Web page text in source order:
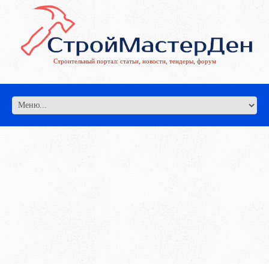
Строительный портал: статьи, новости, тендеры, форум